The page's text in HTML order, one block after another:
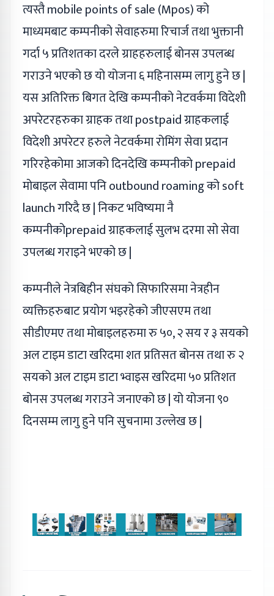
त्यस्तै mobile points of sale (Mpos) को
माध्यमबाट कम्पनीको सेवाहरुमा रिचार्ज तथा भुक्तानी
गर्दा ५ प्रतिशतका दरले ग्राहहरुलाई बोनस उपलब्ध
गराउने भएको छ यो योजना ६ महिनासम्म लागु हुने छ |
यस अतिरिक्त बिगत देखि कम्पनीको नेटवर्कमा विदेशी
अपरेटरहरुका ग्राहक तथा postpaid ग्राहकलाई
विदेशी अपरेटर हरुले नेटवर्कमा रोमिंग सेवा प्रदान
गरिरहेकोमा आजको दिनदेखि कम्पनीको prepaid
मोबाइल सेवामा पनि outbound roaming को soft
launch गरिदै छ | निकट भविष्यमा नै
कम्पनीकोprepaid ग्राहकलाई सुलभ दरमा सो सेवा
उपलब्ध गराइने भएको छ |
कम्पनीले नेत्रबिहीन संघको सिफारिसमा नेत्रहीन
व्यक्तिहरुबाट प्रयोग भइरहेको जीएसएम तथा
सीडीएमए तथा मोबाइलहरुमा रु ५०, २ सय र ३ सयको
अल टाइम डाटा खरिदमा शत प्रतिसत बोनस तथा रु २
सयको अल टाइम डाटा भ्वाइस खरिदमा ५० प्रतिशत
बोनस उपलब्ध गराउने जनाएको छ | यो योजना ९०
दिनसम्म लागु हुने पनि सुचनामा उल्लेख छ |